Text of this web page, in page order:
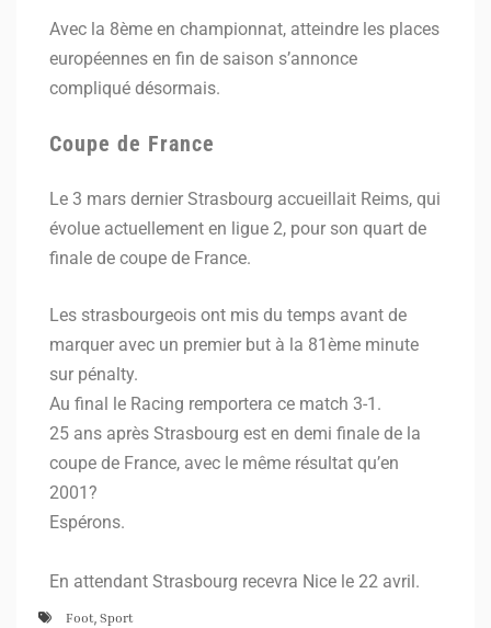
Avec la 8ème en championnat, atteindre les places
européennes en fin de saison s’annonce
compliqué désormais.
Coupe de France
Le 3 mars dernier Strasbourg accueillait Reims, qui
évolue actuellement en ligue 2, pour son quart de
finale de coupe de France.
Les strasbourgeois ont mis du temps avant de
marquer avec un premier but à la 81ème minute
sur pénalty.
Au final le Racing remportera ce match 3-1.
25 ans après Strasbourg est en demi finale de la
coupe de France, avec le même résultat qu’en
2001?
Espérons.
En attendant Strasbourg recevra Nice le 22 avril.
Foot Sport